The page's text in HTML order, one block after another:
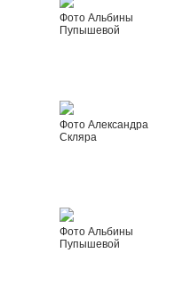
Фото Альбины
Пупышевой
Фото Александра
Скляра
Фото Альбины
Пупышевой